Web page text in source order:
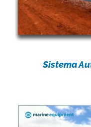
Sistema